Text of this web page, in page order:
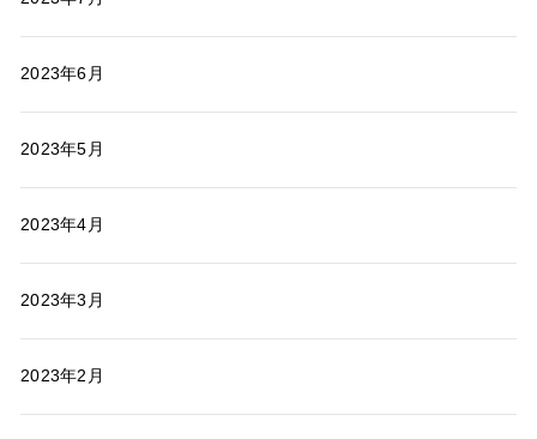
2023年6月
2023年5月
2023年4月
2023年3月
2023年2月